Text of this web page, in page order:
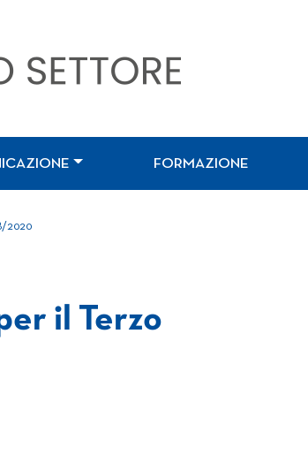
FORMAZIONE
2020
il Terzo